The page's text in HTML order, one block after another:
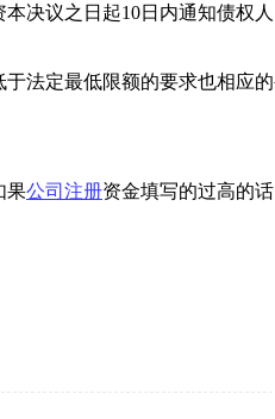
决议之日起10日内通知债权
法定最低限额的要求也相应
果公司注册资金填写的过高的